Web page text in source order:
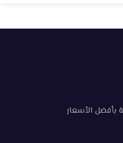
بأفضل الأسعار